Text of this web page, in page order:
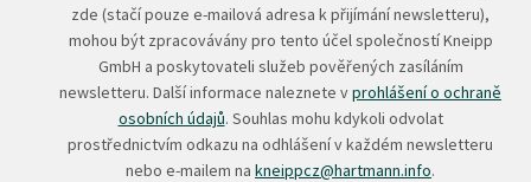
zde (stačí pouze e-mailová adresa k přijímání newsletteru),
mohou být zpracovávány pro tento účel společností Kneipp
GmbH a poskytovateli služeb pověřených zasíláním
newsletteru. Další informace naleznete vprohlášení o ochraně
osobních údajů. Souhlas mohu kdykoli odvolat
prostřednictvím odkazu na odhlášení v každém newsletteru
nebo e-mailem na kneippcz@hartmann.info.